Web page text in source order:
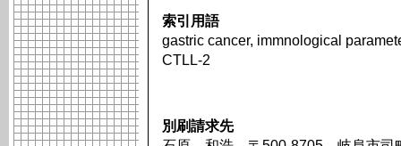
索引用語
gastric cancer, immnological
CTLL-2
別刷請求先